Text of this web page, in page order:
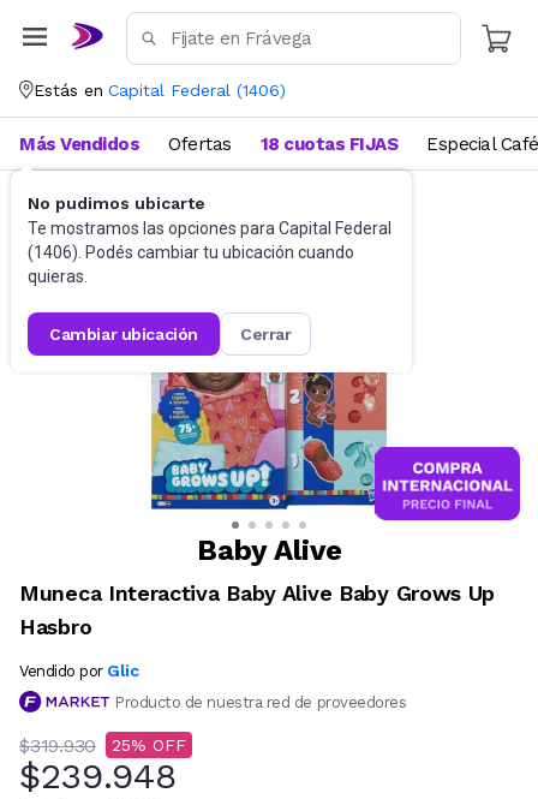
Estás en Capital Federal (1406)
No pudimos ubicarte
Te mostramos las opciones para Capital Federal
(1406). Podés cambiar tu ubicación cuando
quieras.
cambiar ubicación cerrar
Más Vendidos Ofertas 18 cuotas FIJAS Especial Café
Muñecas y Accesorios
Baby Alive
Muneca Interactiva Baby Alive Baby Grows Up
Hasbro
Vendido por Glic
Producto de nuestra red de proveedores
$319.930 25
$239.948